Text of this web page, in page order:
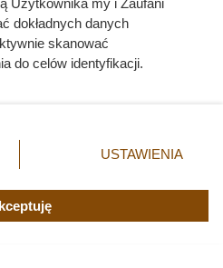
chłopek
zamknięciu drzwi
Użytkownika my i Zaufani
dokładnych danych
skanować
do celów identyfikacji.
ustawień prywatności
rogu strony. Niektóre
sprzeciwić się takiemu
będą miały zastosowania tylko
USTAWIENIA